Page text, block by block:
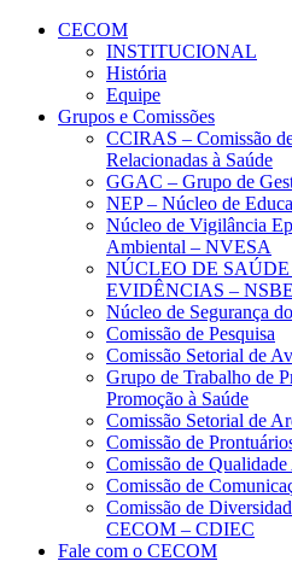
Conteúdo principal
CECOM
INSTITUCIONAL
História
Equipe
Grupos e Comissões
CCIRAS – Comissão
Relacionadas à Saúde
GGAC – Grupo de
NEP – Núcleo de
Núcleo de Vigilância
Ambiental – NVESA
NÚCLEO DE
EVIDÊNCIAS – NSBE
Núcleo de Segurança
Comissão de Pesquisa
Comissão Setorial de
Grupo de Trabalho de
Promoção à Saúde
Comissão Setorial de
Comissão de
Comissão de
Comissão de
Comissão de
CECOM – CDIEC
Fale com o CECOM